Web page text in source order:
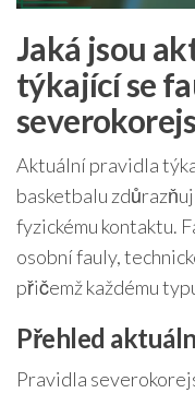
Jaká jsou
týkající se
Aktuální pravidla
basketbalu
fyzickému kontaktu.
osobní fauly,
přičemž každému
Přehled
Pravidla